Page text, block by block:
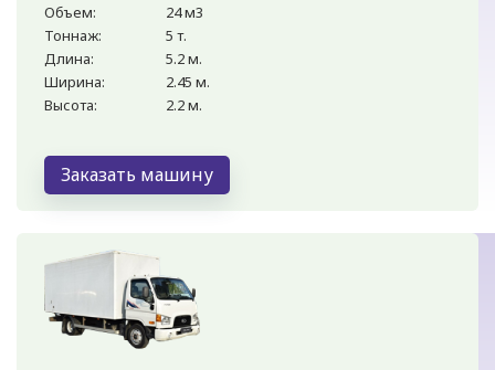
Объем:
24 м3
Тоннаж:
5 т.
Длина:
5.2 м.
Ширина:
2.45 м.
Высота:
2.2 м.
Заказать машину